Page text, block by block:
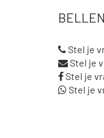
Stel je
Stel je
Stel je
Stel je